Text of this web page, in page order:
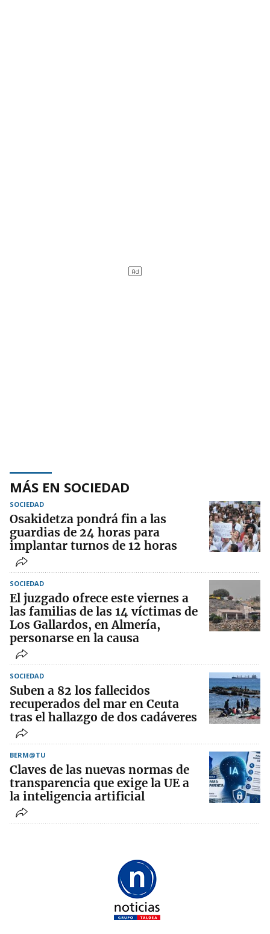
MÁS EN SOCIEDAD
SOCIEDAD
Osakidetza pondrá fin a las
guardias de 24 horas para
implantar turnos de 12 horas
SOCIEDAD
El juzgado ofrece este viernes a
las familias de las 14 víctimas de
Los Gallardos, en Almería,
personarse en la causa
SOCIEDAD
Suben a 82 los fallecidos
recuperados del mar en Ceuta
tras el hallazgo de dos cadáveres
BERM@TU
Claves de las nuevas normas de
transparencia que exige la UE a
la inteligencia artificial